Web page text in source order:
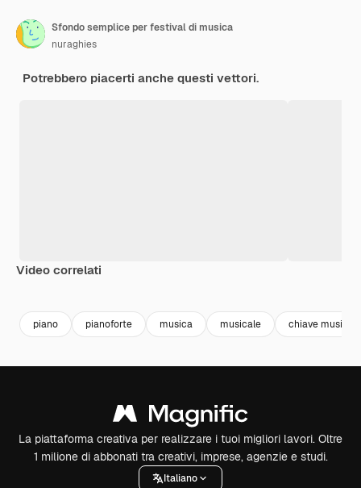
Sfondo semplice per festival di musica
nuraghies
Potrebbero piacerti anche questi vettori.
Video correlati
piano pianoforte musica musicale chiave musicale
La piattaforma creativa per realizzare i tuoi migliori lavori. Oltre
1 milione di abbonati tra creativi, imprese, agenzie e studi.
Italiano